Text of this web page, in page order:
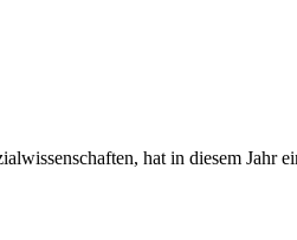
hat in diesem Jahr